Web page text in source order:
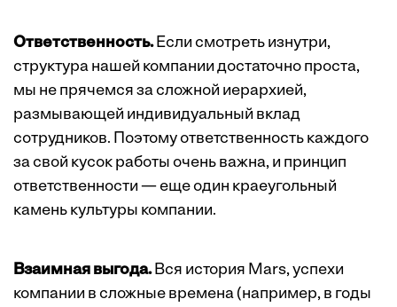
Ответственность.Если смотреть изнутри,
структура нашей компании достаточно проста,
мы не прячемся за сложной иерархией,
размывающей индивидуальный вклад
сотрудников. Поэтому ответственность каждого
за свой кусок работы очень важна, и принцип
ответственности — еще один краеугольный
камень культуры компании.
Взаимная выгода.Вся история Mars, успехи
компании в сложные времена (например, в годы